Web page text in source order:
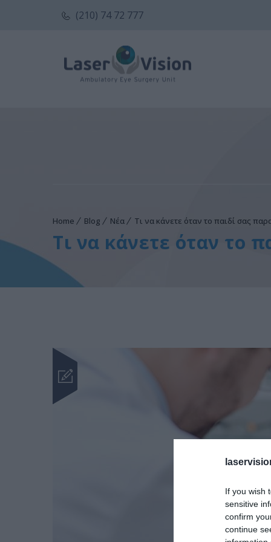
If you wish
sensitive
confirm
continue
(210) 74 72 777
Home Blog Νέα Τι να κάνετε όταν το παιδί σας
Τι να κάνετε όταν το